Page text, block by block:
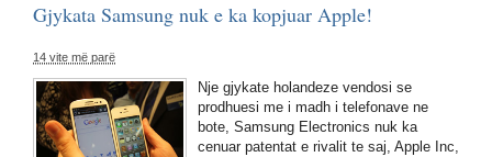
Gjykata Samsung nuk e ka kopjuar Apple!
14 vite më parë
Nje gjykate holandeze vendosi se
prodhuesi me i madh i telefonave ne
bote, Samsung Electronics nuk ka
cenuar patentat e rivalit te saj, Apple Inc,